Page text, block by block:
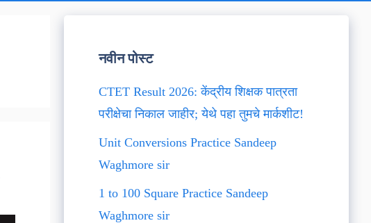
नवीन पोस्ट
CTET Result 2026: केंद्रीय शिक्षक पात्रता
परीक्षेचा निकाल जाहीर; येथे पहा तुमचे मार्कशीट!
Unit Conversions Practice Sandeep
Waghmore sir
1 to 100 Square Practice Sandeep
Waghmore sir